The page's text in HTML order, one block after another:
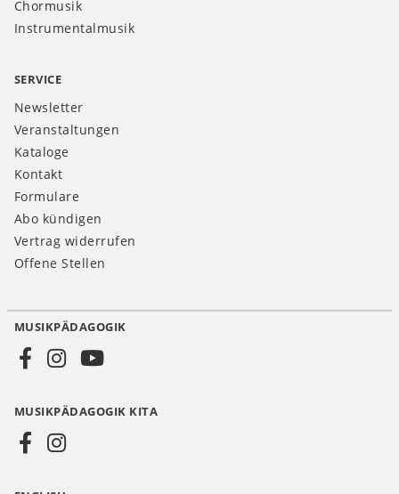
Chormusik
Instrumentalmusik
SERVICE
Newsletter
Veranstaltungen
Kataloge
Kontakt
Formulare
Abo kündigen
Vertrag widerrufen
Offene Stellen
Social
Media
DE
MUSIKPÄDAGOGIK
MUSIKPÄDAGOGIK KITA